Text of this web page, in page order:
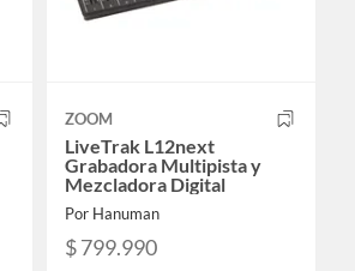
ZOOM
LiveTrak L12next
Grabadora Multipista y
Mezcladora Digital
Por Hanuman
$ 799.990